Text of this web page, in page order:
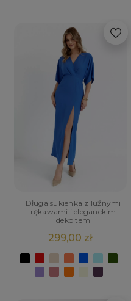
Długa sukienka z luźnymi
rękawami i eleganckim
dekoltem
299,00 zł